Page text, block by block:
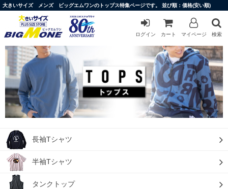
大きいサイズ メンズ ビッグエムワンのトップス特集ページです。 並び順：価格(安い順)
ログイン カート マイページ 検索
長袖Tシャツ
半袖Tシャツ
タンクトップ